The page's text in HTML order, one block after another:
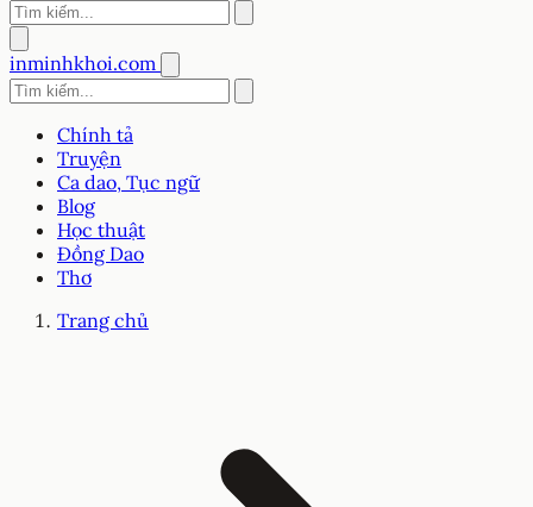
inminhkhoi.com
Chính tả
Truyện
Ca dao, Tục ngữ
Blog
Học thuật
Đồng Dao
Thơ
Trang chủ